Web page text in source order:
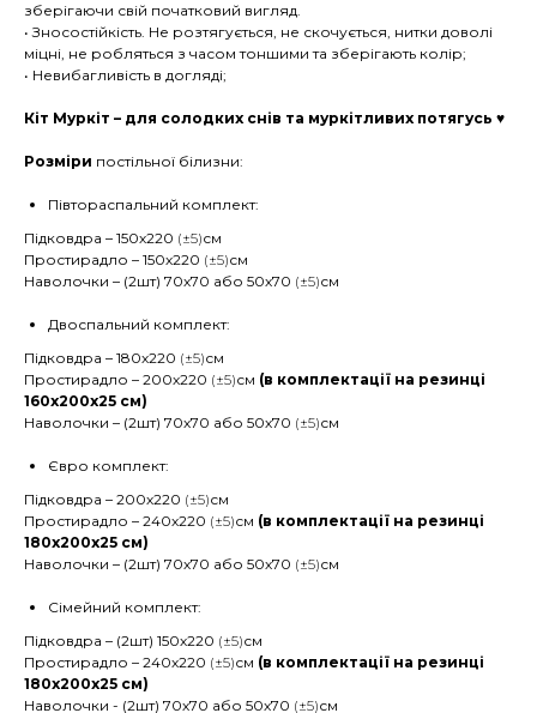
зберігаючи свій початковий вигляд.
• Зносостійкість. Не розтягується, не скочується, нитки доволі
міцні, не робляться з часом тоншими та зберігають колір;
• Невибагливість в догляді;
Кіт Муркіт – для солодких снів та муркітливих потягусь ♥
Розміри постільної білизни:
Півтораспальний комплект:
Підковдра – 150х220 (±5)см
Простирадло – 150х220 (±5)см
Наволочки – (2шт) 70х70 або 50х70 (±5)см
Двоспальний комплект:
Підковдра – 180х220 (±5)см
Простирадло – 200х220 (±5)см (в комплектації на резинці
160х200х25 см)
Наволочки – (2шт) 70х70 або 50х70 (±5)см
Євро комплект:
Підковдра – 200х220 (±5)см
Простирадло – 240х220 (±5)см (в комплектації на резинці
180х200х25 см)
Наволочки – (2шт) 70х70 або 50х70 (±5)см
Сімейний комплект:
Підковдра – (2шт) 150х220 (±5)см
Простирадло – 240х220 (±5)см (в комплектації на резинці
180х200х25 см)
Наволочки - (2шт) 70х70 або 50х70 (±5)см